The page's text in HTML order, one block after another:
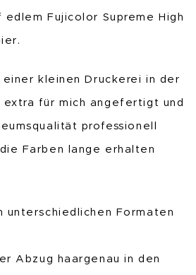
edlem Fujicolor Supreme High
einer kleinen Druckerei in der
extra für mich angefertigt und
professionell
Farben lange erhalten
unterschiedlichen Formaten
Abzug haargenau in den